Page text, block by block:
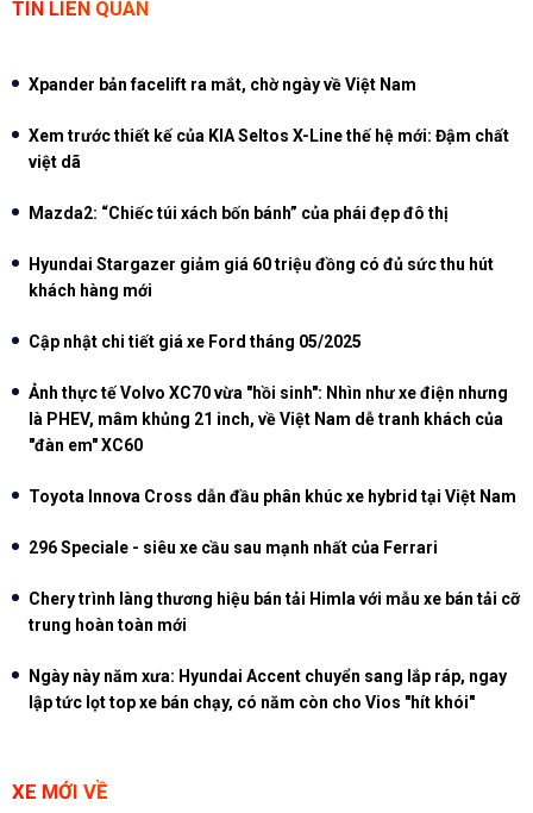
TIN LIÊN QUAN
Xpander bản facelift ra mắt, chờ ngày về Việt Nam
Xem trước thiết kế của KIA Seltos X-Line thế hệ mới: Đậm chất
việt dã
Mazda2: “Chiếc túi xách bốn bánh” của phái đẹp đô thị
Hyundai Stargazer giảm giá 60 triệu đồng có đủ sức thu hút
khách hàng mới
Cập nhật chi tiết giá xe Ford tháng 05/2025
Ảnh thực tế Volvo XC70 vừa "hồi sinh": Nhìn như xe điện nhưng
là PHEV, mâm khủng 21 inch, về Việt Nam dễ tranh khách của
"đàn em" XC60
Toyota Innova Cross dẫn đầu phân khúc xe hybrid tại Việt Nam
296 Speciale - siêu xe cầu sau mạnh nhất của Ferrari
Chery trình làng thương hiệu bán tải Himla với mẫu xe bán tải cỡ
trung hoàn toàn mới
Ngày này năm xưa: Hyundai Accent chuyển sang lắp ráp, ngay
lập tức lọt top xe bán chạy, có năm còn cho Vios "hít khói"
XE MỚI VỀ